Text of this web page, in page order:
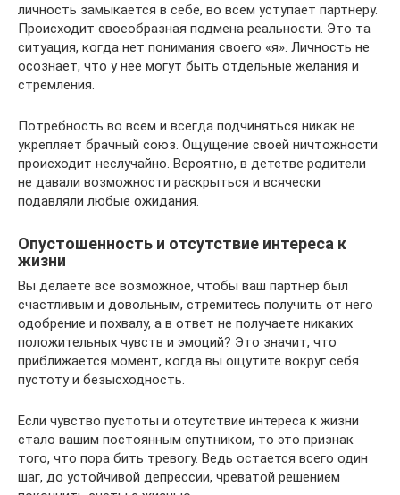
личность замыкается в себе, во всем уступает партнеру.
Происходит своеобразная подмена реальности. Это та
ситуация, когда нет понимания своего «я». Личность не
осознает, что у нее могут быть отдельные желания и
стремления.
Потребность во всем и всегда подчиняться никак не
укрепляет брачный союз. Ощущение своей ничтожности
происходит неслучайно. Вероятно, в детстве родители
не давали возможности раскрыться и всячески
подавляли любые ожидания.
Опустошенность и отсутствие интереса к
жизни
Вы делаете все возможное, чтобы ваш партнер был
счастливым и довольным, стремитесь получить от него
одобрение и похвалу, а в ответ не получаете никаких
положительных чувств и эмоций? Это значит, что
приближается момент, когда вы ощутите вокруг себя
пустоту и безысходность.
Если чувство пустоты и отсутствие интереса к жизни
стало вашим постоянным спутником, то это признак
того, что пора бить тревогу. Ведь остается всего один
шаг, до устойчивой депрессии, чреватой решением